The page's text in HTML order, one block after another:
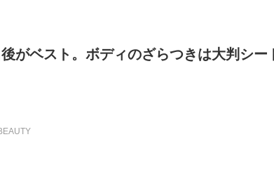
がベスト。ボディのざらつきは大判シー